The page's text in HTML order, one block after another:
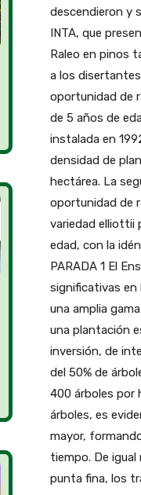
descendieron y
INTA, que
Raleo en pinos
a los
oportunidad de
de 5 años de
instalada en
densidad de
hectárea. La
oportunidad de
variedad elliottii
edad, con la
PARADA 1 El
significativas en
una amplia
una plantación
inversión, de
del 50% de
400 árboles por
árboles, es
mayor,
tiempo. De
punta fina, los